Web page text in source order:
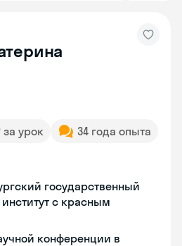
за урок
34 года опыта
государственный
с красным
конференции в